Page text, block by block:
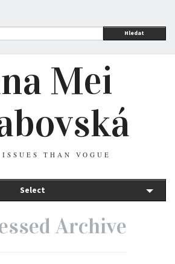
Hledat
Mei
ISSUES THAN VOGUE
Select
Archive